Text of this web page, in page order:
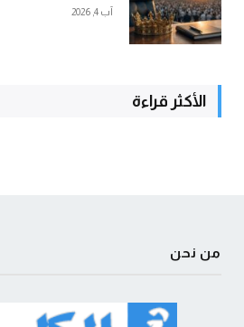
آب 4, 2026
الأكثر قراءة
من نحن